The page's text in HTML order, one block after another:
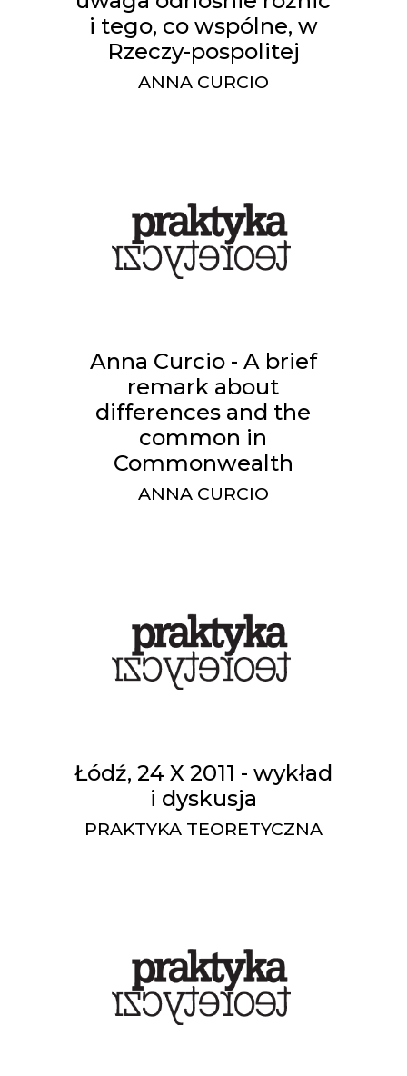
i tego, co wspólne, w
Rzeczy-pospolitej
ANNA CURCIO
Anna Curcio - A brief
remark about
differences and the
common in
Commonwealth
ANNA CURCIO
Łódź, 24 X 2011 - wykład
i dyskusja
PRAKTYKA TEORETYCZNA